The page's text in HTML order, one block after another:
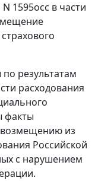
1595осс в части
результатам
расходования
факты
возмещению из
Российской
с нарушением